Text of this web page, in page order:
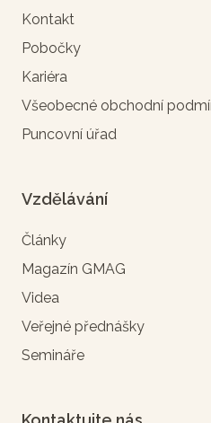
Kontakt
Pobočky
Kariéra
Všeobecné obchodní
Puncovní úřad
Vzdělávání
Články
Magazín GMAG
Videa
Veřejné přednášky
Semináře